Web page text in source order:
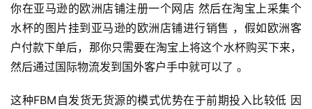
你在亚马逊的欧洲店铺注册一个网店 然后在淘宝上采集个
水杯的图片挂到亚马逊的欧洲店铺进行销售 ，假如欧洲客
户付款下单后，那你只需要在淘宝上将这个水杯购买下来，
然后通过国际物流发到国外客户手中就可以了 。
这种FBM自发货无货源的模式优势在于前期投入比较低 因